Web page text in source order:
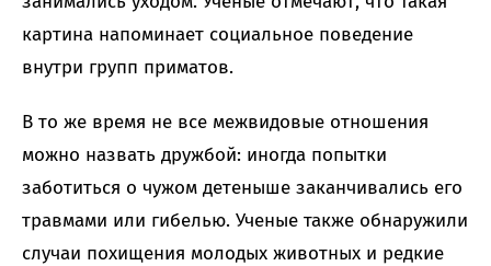
картина напоминает социальное поведение
внутри групп приматов.
В то же время не все межвидовые отношения
можно назвать дружбой: иногда попытки
заботиться о чужом детеныше заканчивались его
травмами или гибелью. Ученые также обнаружили
случаи похищения молодых животных и редкие